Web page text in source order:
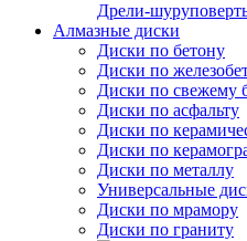
Дрели-
Алмазные диски
Диски по бетону
Диски по
Диски по свежему
Диски по асфальту
Диски по
Диски по
Диски по металлу
Универсальные
Диски по мрамору
Диски по граниту